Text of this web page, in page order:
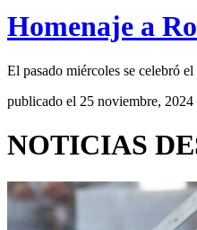
Homenaje a
El pasado miércoles se celebró
publicado el 25 noviembre, 2024
NOTICIAS